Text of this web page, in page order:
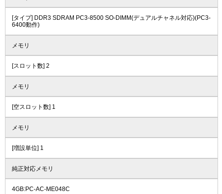
[タイプ] DDR3 SDRAM PC3-8500 SO-DIMM(デュアルチャネル対応)(PC3-
6400動作)
メモリ
[スロット数] 2
メモリ
[空スロット数] 1
メモリ
[増設単位] 1
純正対応メモリ
4GB:PC-AC-ME048C